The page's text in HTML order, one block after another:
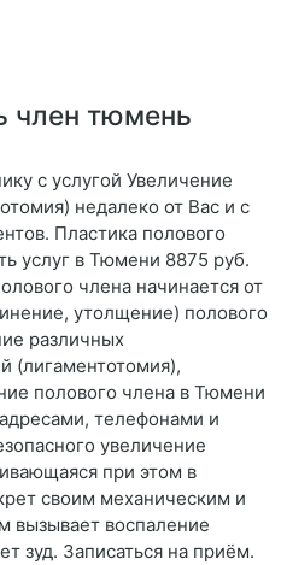
член тюмень
с услугой Увеличение
недалеко от Вас и с
Пластика полового
услуг в Тюмени 8875 руб.
члена начинается от
утолщение) полового
различных
(лигаментотомия),
полового члена в Тюмени
телефонами и
увеличение
при этом в
своим механическим и
вызывает воспаление
зуд. Записаться на приём.